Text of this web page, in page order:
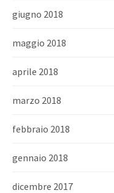
giugno 2018
maggio 2018
aprile 2018
marzo 2018
febbraio 2018
gennaio 2018
dicembre 2017